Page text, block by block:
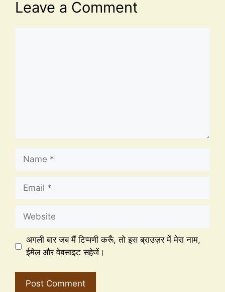
Leave a Comment
अगली बार जब मैं टिप्पणी करूँ, तो इस ब्राउज़र में मेरा नाम,
ईमेल और वेबसाइट सहेजें।